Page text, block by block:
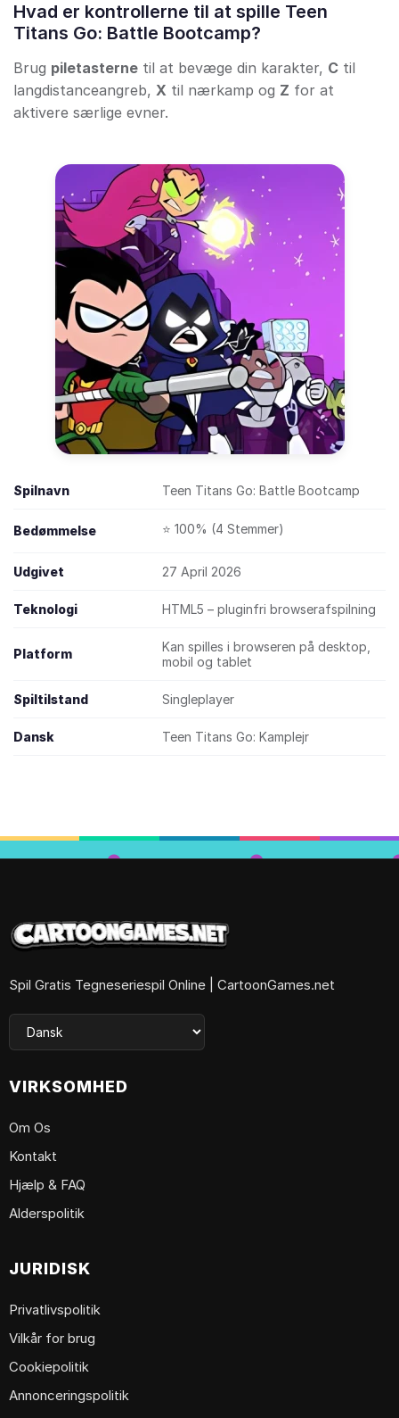
Hvad er kontrollerne til at spille Teen
Titans Go: Battle Bootcamp?
Brug piletasterne til at bevæge din karakter, C til
langdistanceangreb, X til nærkamp og Z for at
aktivere særlige evner.
Spilnavn Teen Titans Go: Battle Bootcamp
Bedømmelse ⭐ 100% (4 Stemmer)
Udgivet 27 April 2026
Teknologi HTML5 – pluginfri browserafspilning
Platform
Kan spilles i browseren på desktop,
mobil og tablet
Spiltilstand Singleplayer
Dansk Teen Titans Go: Kamplejr
Spil Gratis Tegneseriespil Online | CartoonGames.net
VIRKSOMHED
Om Os
Kontakt
Hjælp & FAQ
Alderspolitik
JURIDISK
Privatlivspolitik
Vilkår for brug
Cookiepolitik
Annonceringspolitik